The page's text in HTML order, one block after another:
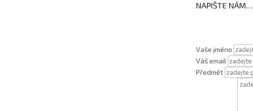
NAPIŠTE NÁM…
Vaše jméno
Váš email
Předmět